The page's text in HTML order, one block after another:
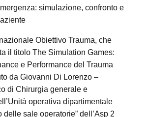
simulazione, confronto e
Obiettivo Trauma, che
il titolo The Simulation Games:
e Performance del Trauma
da Giovanni Di Lorenzo –
di Chirurgia generale e
operativa dipartimentale
delle sale operatorie” dell’Asp 2